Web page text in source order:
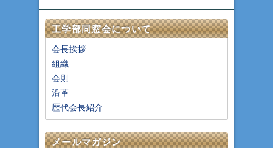
工学部同窓会について
会長挨拶
組織
会則
沿革
歴代会長紹介
メールマガジン